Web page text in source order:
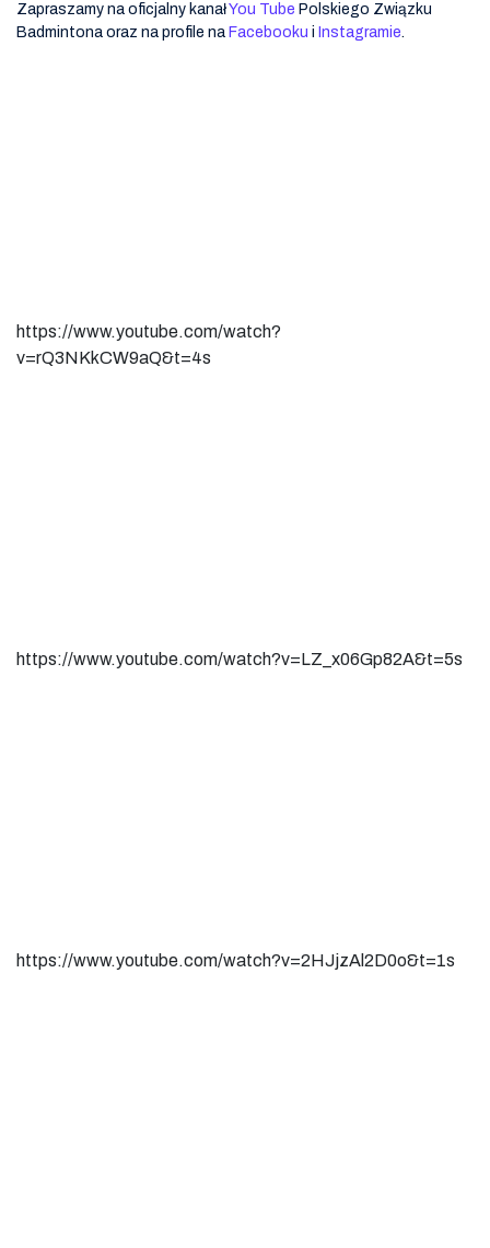
Zapraszamy na oficjalny kanałYou Tube Polskiego Związku
Badmintona oraz na profile na Facebooku i Instagramie.
https://www.youtube.com/watch?
v=rQ3NKkCW9aQ&t=4s
https://www.youtube.com/watch?v=LZ_x06Gp82A&t=5s
https://www.youtube.com/watch?v=2HJjzAl2D0o&t=1s